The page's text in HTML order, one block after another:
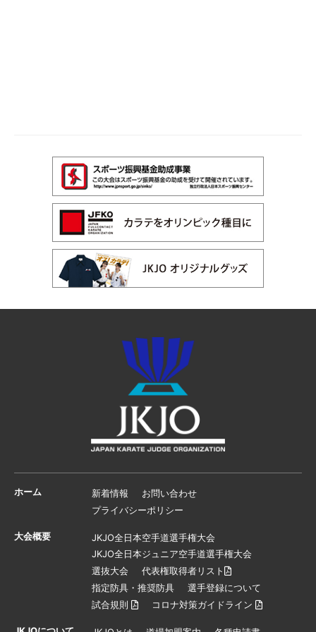
ホーム 新着情報
お問い合わせ
プライバシーポリシー
大会概要
JKJO全日本空手道選手権大会
JKJO全日本ジュニア空手道選手権大会
選抜大会
代表権取得者リスト
指定防具・推奨防具
選手登録について
試合規則
コロナ対策ガイドライン